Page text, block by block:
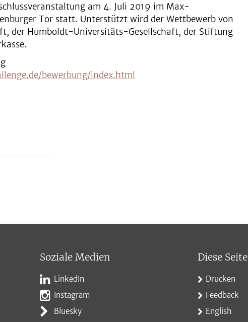
am 4. Juli 2019 im Max-
Tor statt. Unterstützt wird der Wettbewerb von
der Humboldt-Universitäts-Gesellschaft, der Stiftung
bewerbung/index.html
Soziale Medien
LinkedIn
Instagram
Bluesky
Diese Seite
Drucken
Feedback
English